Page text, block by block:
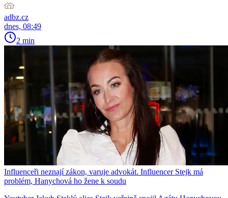
adbz.cz
dnes, 08:49
2 min
Influenceři neznají zákon, varuje advokát. Influencer Stejk má
problém, Hanychová ho žene k soudu